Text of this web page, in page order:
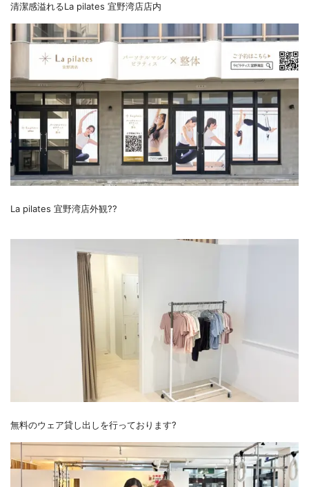
清潔感溢れるLa pilates 宜野湾店店内
La pilates 宜野湾店外観??
無料のウェア貸し出しを行っております?